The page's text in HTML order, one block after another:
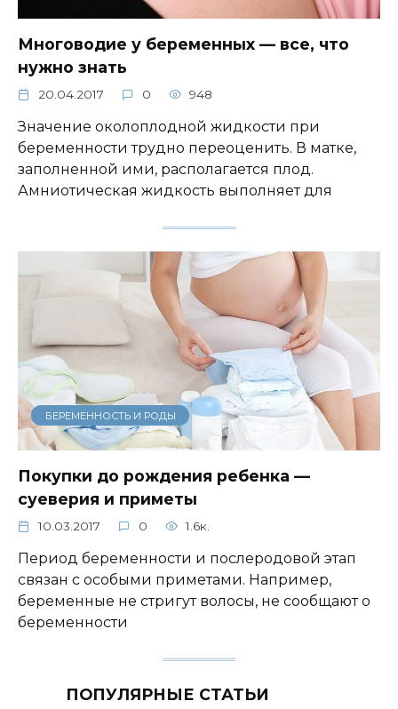
Многоводие у беременных — все, что
нужно знать
20.04.2017 0 948
Значение околоплодной жидкости при
беременности трудно переоценить. В матке,
заполненной ими, располагается плод.
Амниотическая жидкость выполняет для
БЕРЕМЕННОСТЬ И РОДЫ
Покупки до рождения ребенка —
суеверия и приметы
10.03.2017 0 1.6к.
Период беременности и послеродовой этап
связан с особыми приметами. Например,
беременные не стригут волосы, не сообщают о
беременности
ПОПУЛЯРНЫЕ СТАТЬИ